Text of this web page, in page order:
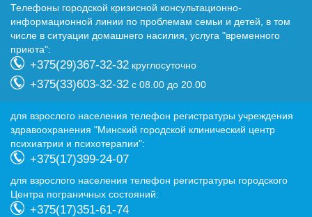
Телефоны городской кризисной консультационно-
информационной линии по проблемам семьи и детей, в том
числе в ситуации домашнего насилия, услуга "временного
приюта":
+375(29)367-32-32 круглосуточно
+375(33)603-32-32 с 08.00 до 20.00
для взрослого населения телефон регистратуры учреждения
здравоохранения "Минский городской клинический центр
психиатрии и психотерапии":
+375(17)399-24-07
для взрослого населения телефон регистратуры городского
Центра пограничных состояний:
+375(17)351-61-74